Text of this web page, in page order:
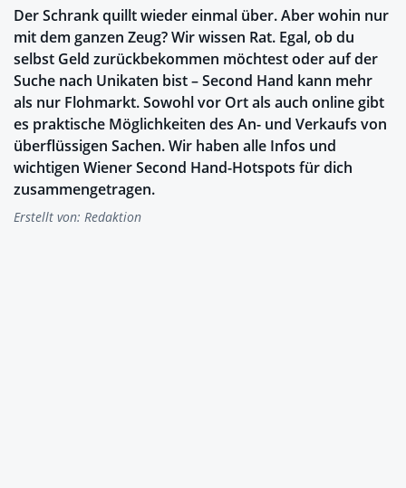
Der Schrank quillt wieder einmal über. Aber wohin nur
mit dem ganzen Zeug? Wir wissen Rat. Egal, ob du
selbst Geld zurückbekommen möchtest oder auf der
Suche nach Unikaten bist – Second Hand kann mehr
als nur Flohmarkt. Sowohl vor Ort als auch online gibt
es praktische Möglichkeiten des An- und Verkaufs von
überflüssigen Sachen. Wir haben alle Infos und
wichtigen Wiener Second Hand-Hotspots für dich
zusammengetragen.
Erstellt von: Redaktion